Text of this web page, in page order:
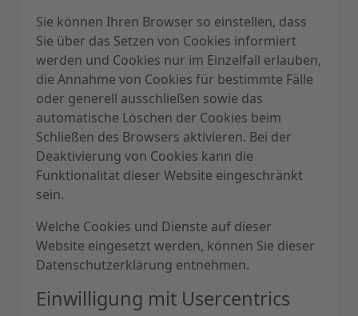
Sie können Ihren Browser so einstellen, dass
Sie über das Setzen von Cookies informiert
werden und Cookies nur im Einzelfall erlauben,
die Annahme von Cookies für bestimmte Fälle
oder generell ausschließen sowie das
automatische Löschen der Cookies beim
Schließen des Browsers aktivieren. Bei der
Deaktivierung von Cookies kann die
Funktionalität dieser Website eingeschränkt
sein.
Welche Cookies und Dienste auf dieser
Website eingesetzt werden, können Sie dieser
Datenschutzerklärung entnehmen.
Einwilligung mit Usercentrics